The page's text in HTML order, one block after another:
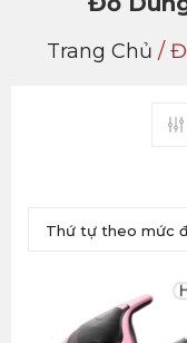
Trang Chủ /
Thứ tự theo mức